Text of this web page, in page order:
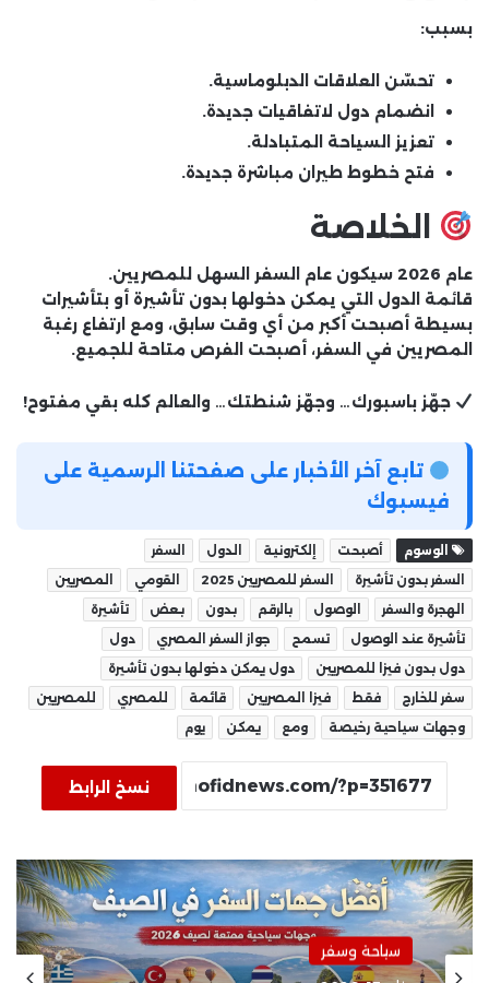
بسبب:
تحسّن العلاقات الدبلوماسية.
انضمام دول لاتفاقيات جديدة.
تعزيز السياحة المتبادلة.
فتح خطوط طيران مباشرة جديدة.
الخلاصة
عام 2026 سيكون عام السفر السهل للمصريين.
قائمة الدول التي يمكن دخولها بدون تأشيرة أو بتأشيرات
بسيطة أصبحت أكبر من أي وقت سابق، ومع ارتفاع رغبة
المصريين في السفر، أصبحت الفرص متاحة للجميع.
جهّز باسبورك… وجهّز شنطتك… والعالم كله بقي مفتوح!
تابع آخر الأخبار على صفحتنا الرسمية على
فيسبوك
الوسوم أصبحت إلكترونية الدول
السفر
السفر بدون تأشيرة
السفر للمصريين 2025 القومي
المصريين
الهجرة والسفر
الوصول بالرقم بدون بعض
تأشيرة
تأشيرة عند الوصول
تسمح جواز السفر المصري
دول
دول بدون فيزا للمصريين
دول يمكن دخولها بدون تأشيرة
سفر للخارج
فقط فيزا المصريين قائمة للمصري
للمصريين
وجهات سياحية رخيصة
ومع يمكن يوم
نسخ الرابط
سياحة وسفر